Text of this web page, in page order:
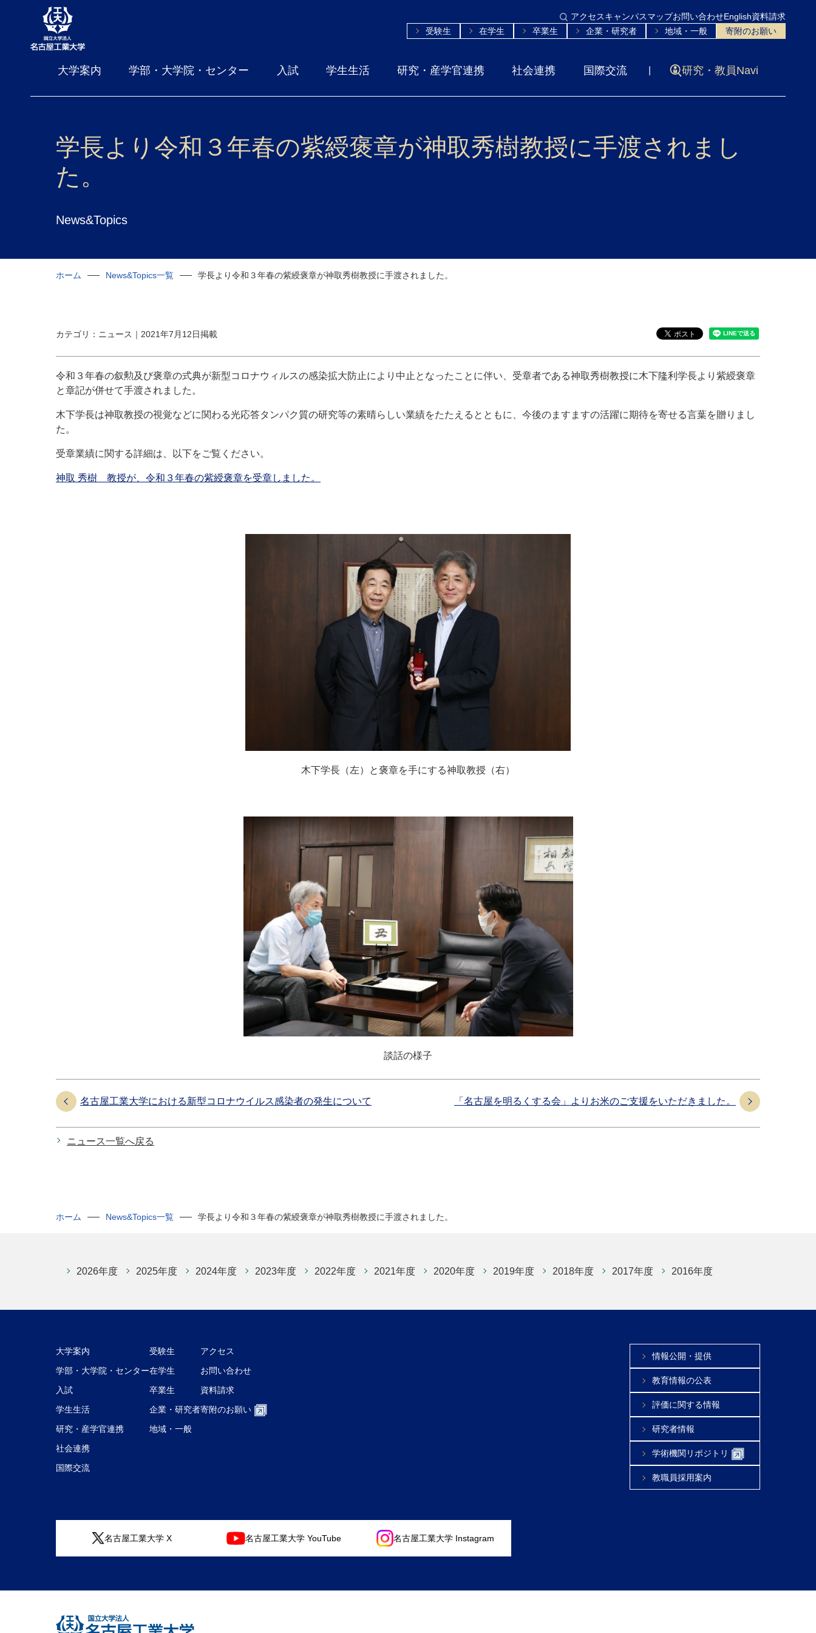
アクセスキャンパスマップお問い合わせEnglish資料請求
受験生
在学生 卒業生 企業・研究者 地域・一般 寄附のお願い
大学案内 学部・大学院・センター 入試 学生生活 研究・産学官連携 社会連携 国際交流 研究・教員Navi
学長より令和３年春の紫綬褒章が神取秀樹教授に手渡されまし
た。
News&Topics
ホーム News&Topics一覧 学長より令和３年春の紫綬褒章が神取秀樹教授に手渡されました。
カテゴリ：ニュース｜2021年7月12日掲載
令和３年春の叙勲及び褒章の式典が新型コロナウィルスの感染拡大防止により中止となったことに伴い、受章者である神取秀樹教授に木下隆利学長より紫綬褒章
と章記が併せて手渡されました。
木下学長は神取教授の視覚などに関わる光応答タンパク質の研究等の素晴らしい業績をたたえるとともに、今後のますますの活躍に期待を寄せる言葉を贈りまし
た。
受章業績に関する詳細は、以下をご覧ください。
神取 秀樹 教授が、令和３年春の紫綬褒章を受章しました。
木下学長（左）と褒章を手にする神取教授（右）
談話の様子
名古屋工業大学における新型コロナウイルス感染者の発生について 「名古屋を明るくする会」よりお米のご支援をいただきました。
ニュース一覧へ戻る
ホーム News&Topics一覧 学長より令和３年春の紫綬褒章が神取秀樹教授に手渡されました。
2026年度 2025年度 2024年度 2023年度 2022年度 2021年度 2020年度 2019年度 2018年度 2017年度 2016年度
大学案内
学部・大学院・センター
入試
学生生活
研究・産学官連携
社会連携
国際交流
受験生
在学生
卒業生
企業・研究者
地域・一般
アクセス
お問い合わせ
資料請求
寄附のお願い
情報公開・提供
教育情報の公表
評価に関する情報
研究者情報
学術機関リポジトリ
教職員採用案内
名古屋工業大学 X 名古屋工業大学 YouTube 名古屋工業大学 Instagram